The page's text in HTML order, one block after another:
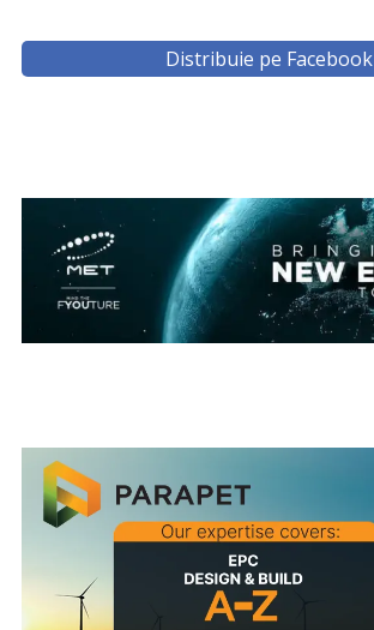
Distribuie pe Facebook